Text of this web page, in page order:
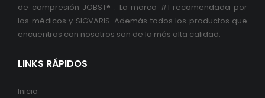
de compresión JOBST® . La marca #1 recomendada por
los médicos y SIGVARIS. Además todos los productos que
encuentras con nosotros son de la más alta calidad.
LINKS RÁPIDOS
Inicio